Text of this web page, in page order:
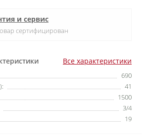
Все характеристики
690
41
1500
3/4
19
и сервис
сертифицирован